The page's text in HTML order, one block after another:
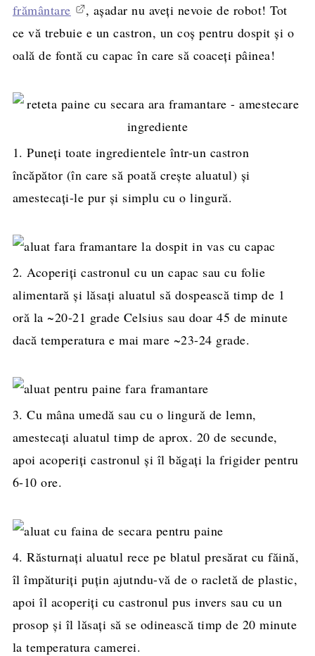
frământare
, așadar nu aveți nevoie de robot! Tot
ce vă trebuie e un castron, un coș pentru dospit și o
oală de fontă cu capac în care să coaceți pâinea!
1. Puneți toate ingredientele într-un castron
încăpător (în care să poată crește aluatul) și
amestecați-le pur și simplu cu o lingură.
2. Acoperiți castronul cu un capac sau cu folie
alimentară și lăsați aluatul să dospească timp de 1
oră la ~20-21 grade Celsius sau doar 45 de minute
dacă temperatura e mai mare ~23-24 grade.
3. Cu mâna umedă sau cu o lingură de lemn,
amestecați aluatul timp de aprox. 20 de secunde,
apoi acoperiți castronul și îl băgați la frigider pentru
6-10 ore.
4. Răsturnați aluatul rece pe blatul presărat cu făină,
îl împăturiți puțin ajutndu-vă de o racletă de plastic,
apoi îl acoperiți cu castronul pus invers sau cu un
prosop și îl lăsați să se odinească timp de 20 minute
la temperatura camerei.